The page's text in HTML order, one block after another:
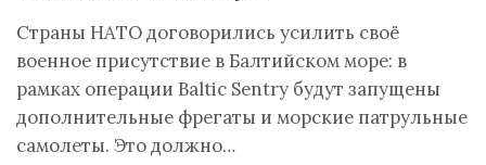
Страны НАТО договорились усилить своё
военное присутствие в Балтийском море: в
рамках операции Baltic Sentry будут запущены
дополнительные фрегаты и морские патрульные
самолеты. Это должно…